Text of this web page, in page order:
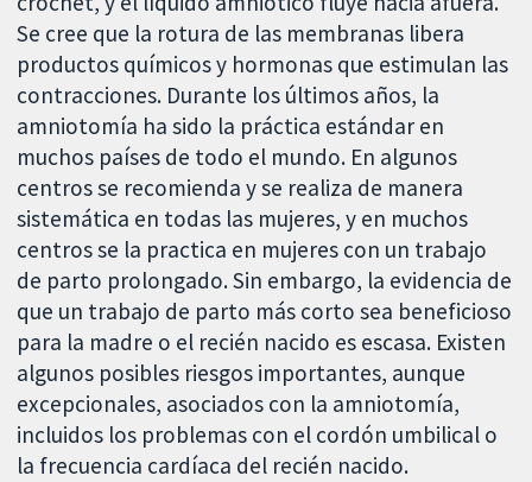
Se cree que la rotura de las membranas libera
productos químicos y hormonas que estimulan las
contracciones. Durante los últimos años, la
amniotomía ha sido la práctica estándar en
muchos países de todo el mundo. En algunos
centros se recomienda y se realiza de manera
sistemática en todas las mujeres, y en muchos
centros se la practica en mujeres con un trabajo
de parto prolongado. Sin embargo, la evidencia de
que un trabajo de parto más corto sea beneficioso
para la madre o el recién nacido es escasa. Existen
algunos posibles riesgos importantes, aunque
excepcionales, asociados con la amniotomía,
incluidos los problemas con el cordón umbilical o
la frecuencia cardíaca del recién nacido.